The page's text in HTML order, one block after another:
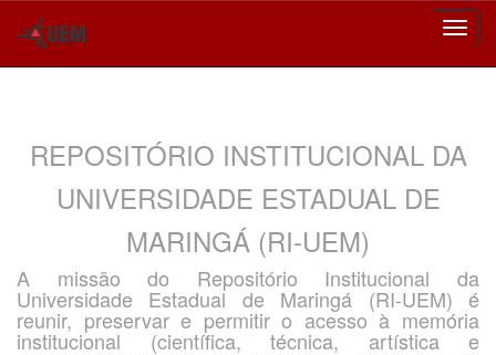
REPOSITÓRIO INSTITUCIONAL DA
UNIVERSIDADE ESTADUAL DE
MARINGÁ (RI-UEM)
A missão do Repositório Institucional da
Universidade Estadual de Maringá (RI-UEM) é
reunir, preservar e permitir o acesso à memória
institucional (científica, técnica, artística e